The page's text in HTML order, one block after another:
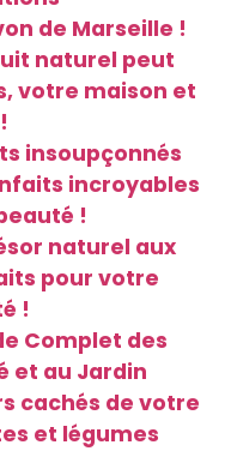
de Marseille !
naturel peut
votre maison et
insoupçonnés
incroyables
!
naturel aux
pour votre
!
Complet des
et au Jardin
cachés de votre
et légumes